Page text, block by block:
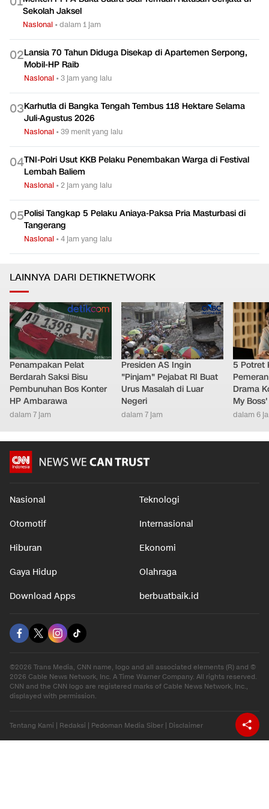
Sekolah Jaksel
Nasional •dalam 1 jam
02Lansia 70 Tahun Diduga Disekap di Apartemen Serpong,
Mobil-HP Raib
Nasional •3 jam yang lalu
03Karhutla di Bangka Tengah Tembus 118 Hektare Selama
Juli-Agustus 2026
Nasional •39 menit yang lalu
04TNI-Polri Usut KKB Pelaku Penembakan Warga di Festival
Lembah Baliem
Nasional •2 jam yang lalu
05Polisi Tangkap 5 Pelaku Aniaya-Paksa Pria Masturbasi di
Tangerang
Nasional •4 jam yang lalu
LAINNYA DARI DETIKNETWORK
Penampakan Pelat
Berdarah Saksi Bisu
Pembunuhan Bos Konter
HP Ambarawa
dalam 7 jam
Presiden AS Ingin
"Pinjam" Pejabat RI Buat
Urus Masalah di Luar
Negeri
dalam 7 jam
5 Potret
Drama
My Boss'
dalam 6
Nasional Teknologi
Otomotif Internasional
Hiburan Ekonomi
Gaya Hidup Olahraga
Download Apps berbuatbaik.id
©2026 Trans Media, CNN name, logo and all associated elements (R) and ©
2026 Cable News Network, Inc. A Time Warner Company. All rights reserved.
CNN and the CNN logo are registered marks of Cable News Network, Inc.,
displayed with permission.
Tentang Kami Redaksi Pedoman Media Siber Disclaimer